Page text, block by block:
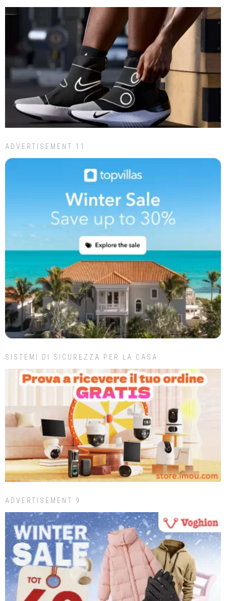
ADVERTISEMENT 11
SISTEMI DI SICUREZZA PER LA CASA
ADVERTISEMENT 9